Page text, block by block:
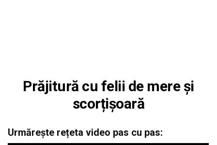
Prăjitură cu felii de mere și
scorțișoară
Urmărește rețeta video pas cu pas: